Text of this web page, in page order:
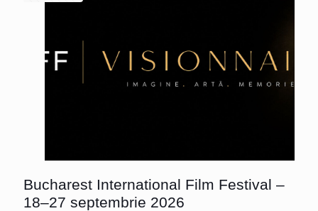
Bucharest International Film Festival –
18–27 septembrie 2026